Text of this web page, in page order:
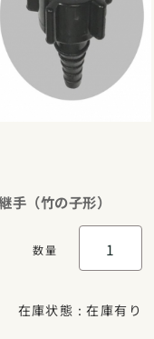
手（竹の子形）
在庫状態 : 在庫有り
数量